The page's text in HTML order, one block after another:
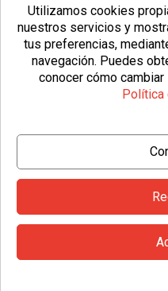
© Copyright 2026 Usopack® |
| Política de
Utilizamos cookies
nuestros servicios y
tus preferencias,
navegación. Puedes
conocer cómo
Política